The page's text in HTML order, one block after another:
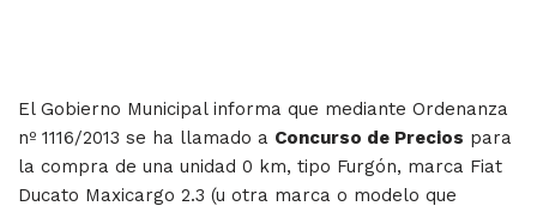
El Gobierno Municipal informa que mediante Ordenanza
nº 1116/2013 se ha llamado a Concurso de Precios para
la compra de una unidad 0 km, tipo Furgón, marca Fiat
Ducato Maxicargo 2.3 (u otra marca o modelo que